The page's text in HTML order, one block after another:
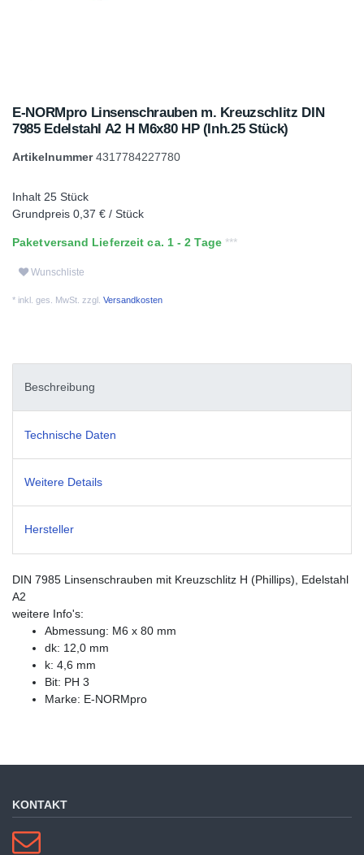
E-NORMpro Linsenschrauben m. Kreuzschlitz DIN
7985 Edelstahl A2 H M6x80 HP (Inh.25 Stück)
Artikelnummer4317784227780
Inhalt 25 Stück
Grundpreis 0,37 € / Stück
Paketversand Lieferzeit ca. 1 - 2 Tage
Wunschliste
* inkl. ges. MwSt. zzgl. Versandkosten
Beschreibung
Technische Daten
Weitere Details
Hersteller
DIN 7985 Linsenschrauben mit Kreuzschlitz H (Phillips), Edelstahl
A2
weitere Info's:
Abmessung: M6 x 80 mm
dk: 12,0 mm
k: 4,6 mm
Bit: PH 3
Marke: E-NORMpro
KONTAKT